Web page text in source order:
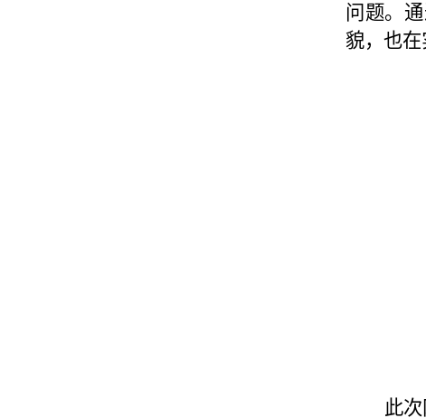
问题。
貌，也在
此